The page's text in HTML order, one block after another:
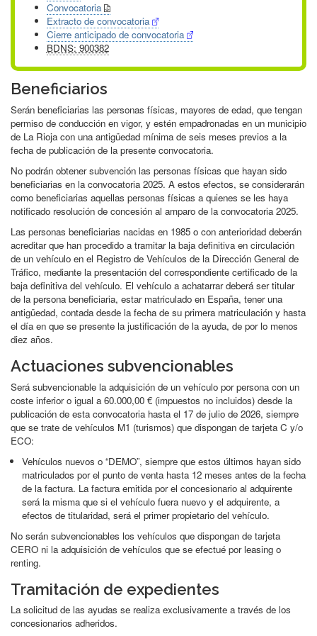
Convocatoria
Extracto de convocatoria
Cierre anticipado de convocatoria
BDNS: 900382
Beneficiarios
Serán beneficiarias las personas físicas, mayores de edad, que tengan
permiso de conducción en vigor, y estén empadronadas en un municipio
de La Rioja con una antigüedad mínima de seis meses previos a la
fecha de publicación de la presente convocatoria.
No podrán obtener subvención las personas físicas que hayan sido
beneficiarias en la convocatoria 2025. A estos efectos, se considerarán
como beneficiarias aquellas personas físicas a quienes se les haya
notificado resolución de concesión al amparo de la convocatoria 2025.
Las personas beneficiarias nacidas en 1985 o con anterioridad deberán
acreditar que han procedido a tramitar la baja definitiva en circulación
de un vehículo en el Registro de Vehículos de la Dirección General de
Tráfico, mediante la pre­sentación del correspondiente certificado de la
baja definitiva del vehículo. El vehículo a achatarrar deberá ser titular
de la persona beneficiaria, estar matriculado en España, tener una
antigüedad, contada desde la fecha de su primera matriculación y hasta
el día en que se presente la justificación de la ayuda, de por lo menos
diez años.
Actuaciones subvencionables
Será subvencionable la adquisición de un vehículo por persona con un
coste inferior o igual a 60.000,00 € (impuestos no incluidos) desde la
publicación de esta convocatoria hasta el 17 de julio de 2026, siempre
que se trate de vehículos M1 (turismos) que dispongan de tarjeta C y/o
ECO:
Vehículos nuevos o “DEMO”, siempre que estos últimos hayan sido
matriculados por el punto de venta hasta 12 meses antes de la fecha
de la factura. La factura emitida por el concesionario al adquirente
será la misma que si el vehículo fuera nuevo y el adquirente, a
efectos de titularidad, será el primer propietario del vehículo.
No serán subvencionables los vehículos que dispongan de tarjeta
CERO ni la adquisición de vehículos que se efectué por leasing o
renting.
Tramitación de expedientes
La solicitud de las ayudas se realiza exclusivamente a través de los
concesionarios adheridos.